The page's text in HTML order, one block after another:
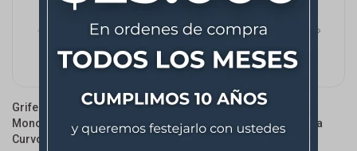
Grifería De Cocina
Monocomando De Mesada Eon
Curvo Extensible Negro Mate
Grifería De Cocina
Monocomando De Mesada
Chef Pico Móvil Gold